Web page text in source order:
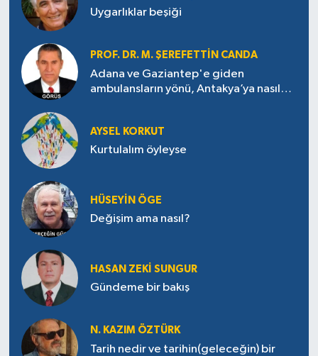
Uygarlıklar beşiği
PROF. DR. M. ŞEREFETTIN CANDA
Adana ve Gaziantep'e giden
ambulansların yönü, Antakya’ya nasıl
AYSEL KORKUT
Kurtulalım öyleyse
HÜSEYIN ÖGE
Değişim ama nasıl?
HASAN ZEKI SUNGUR
Gündeme bir bakış
N. KAZIM ÖZTÜRK
Tarih nedir ve tarihin(geleceğin) bir